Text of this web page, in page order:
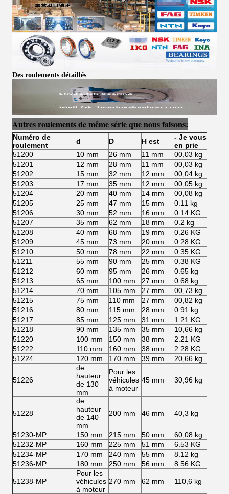
Des roulements détaillés
Autres roulements de même série que nous faisons:
Numéro de
roulement
d D H est
- Je vous
en prie
51200
10 mm 26 mm 11 mm
00,03 kg
51201
12 mm 28 mm 11 mm
00,03 kg
51202
15 mm 32 mm 12 mm
00,04 kg
51203
17 mm 35 mm 12 mm
00,05 kg
51204
20 mm 40 mm 14 mm
00,08 kg
51205
25 mm 47 mm 15 mm
0.11 kg
51206
30 mm 52 mm 16 mm
0.14 KG
51207
35 mm 62 mm 18 mm
0.2 kg
51208
40 mm 68 mm 19 mm
0.26 KG
51209
45 mm 73 mm 20 mm
0.28 KG
51210
50 mm 78 mm 22 mm
0.35 KG
51211
55 mm 90 mm 25 mm
0.38 KG
51212
60 mm 95 mm 26 mm
0.65 kg
51213
65 mm 100 mm 27 mm
0.68 kg
51214
70 mm 105 mm 27 mm
00,73 kg
51215
75 mm 110 mm 27 mm
00,82 kg
51216
80 mm 115 mm 28 mm
0.91 kg
51217
85 mm 125 mm 31 mm
1.21 KG
51218
90 mm 135 mm 35 mm
10,66 kg
51220
100 mm 150 mm 38 mm
2.21 KG
51222
110 mm 160 mm 38 mm
2.28 KG
51224
120 mm 170 mm 39 mm 20,66 kg
51226
de
hauteur
de 130
mm
Pour les
véhicules
à moteur
45 mm 30,96 kg
51228
de
hauteur
de 140
mm
200 mm 46 mm 40,3 kg
51230-MP 150 mm 215 mm 50 mm
60,08 kg
51232-MP
160 mm 225 mm 51 mm
6.53 KG
51234-MP
170 mm 240 mm 55 mm
8.12 kg
51236-MP
180 mm 250 mm 56 mm 8.56 KG
51238-MP
Pour les
véhicules
à moteur
270 mm 62 mm 110,6 kg